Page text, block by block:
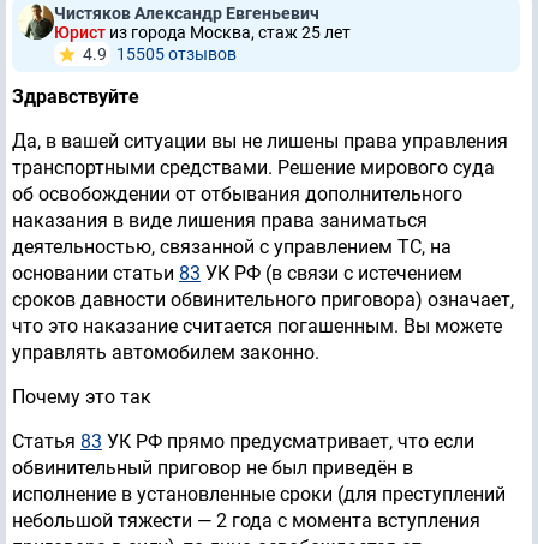
Чистяков Александр Евгеньевич
Юрист из города Москва, стаж 25 лет
4.9
15505 отзывов
Здравствуйте
Да, в вашей ситуации вы не лишены права управления
транспортными средствами. Решение мирового суда
об освобождении от отбывания дополнительного
наказания в виде лишения права заниматься
деятельностью, связанной с управлением ТС, на
основании статьи 83 УК РФ (в связи с истечением
сроков давности обвинительного приговора) означает,
что это наказание считается погашенным. Вы можете
управлять автомобилем законно.
Почему это так
Статья 83 УК РФ прямо предусматривает, что если
обвинительный приговор не был приведён в
исполнение в установленные сроки (для преступлений
небольшой тяжести — 2 года с момента вступления